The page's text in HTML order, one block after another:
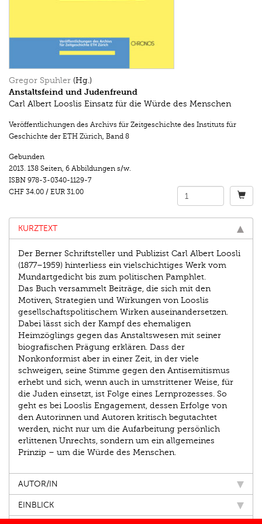
Gregor Spuhler (Hg.)
Anstaltsfeind und Judenfreund
Carl Albert Looslis Einsatz für die Würde des Menschen
Veröffentlichungen des Archivs für Zeitgeschichte des Instituts für
Geschichte der ETH Zürich, Band 8
Gebunden
2013. 138 Seiten, 6 Abbildungen s/w.
ISBN 978-3-0340-1129-7
CHF 34.00 / EUR 31.00
KURZTEXT
Der Berner Schriftsteller und Publizist Carl Albert Loosli
(1877–1959) hinterliess ein vielschichtiges Werk vom
Mundartgedicht bis zum politischen Pamphlet.
Das Buch versammelt Beiträge, die sich mit den
Motiven, Strategien und Wirkungen von Looslis
gesellschaftspolitischem Wirken auseinandersetzen.
Dabei lässt sich der Kampf des ehemaligen
Heimzöglings gegen das Anstaltswesen mit seiner
biografischen Prägung erklären. Dass der
Nonkonformist aber in einer Zeit, in der viele
schweigen, seine Stimme gegen den Antisemitismus
erhebt und sich, wenn auch in umstrittener Weise, für
die Juden einsetzt, ist Folge eines Lernprozesses. So
geht es bei Looslis Engagement, dessen Erfolge von
den Autorinnen und Autoren kritisch begutachtet
werden, nicht nur um die Aufarbeitung persönlich
erlittenen Unrechts, sondern um ein allgemeines
Prinzip – um die Würde des Menschen.
AUTOR/IN
EINBLICK